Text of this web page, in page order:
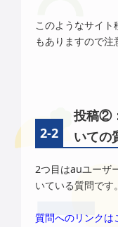
このようなサイ
もありますので注
投稿②
いての
2つ目はauユーザ
いている質問です。
質問へのリンクは